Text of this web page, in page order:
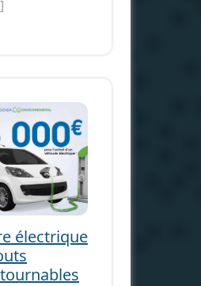
électrique